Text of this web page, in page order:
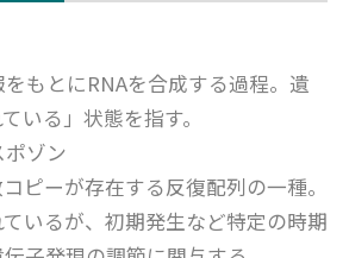
もとにRNAを合成する過程。遺
いる」状態を指す。
ポゾン
ピーが存在する反復配列の一種。
いるが、初期発生など特定の時期